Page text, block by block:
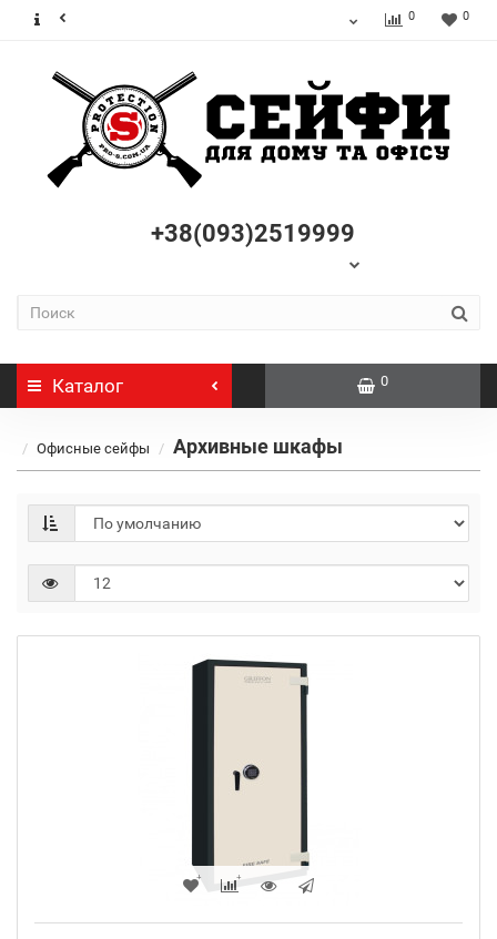
0 0
+38(093)2519999
Каталог 0
Офисные сейфы Архивные шкафы